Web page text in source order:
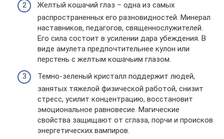
Желтый кошачий глаз – одна из самых
распространенных его разновидностей. Минерал
наставников, педагогов, священнослужителей.
Его сила состоит в усилении дара убеждения. В
виде амулета предпочтительнее кулон или
перстень с желтым кошачьим глазом.
Темно-зеленый кристалл поддержит людей,
занятых тяжелой физической работой, снизит
стресс, усилит концентрацию, восстановит
эмоциональное равновесие. Магические
свойства защищают от сглаза, порчи и происков
энергетических вампиров.